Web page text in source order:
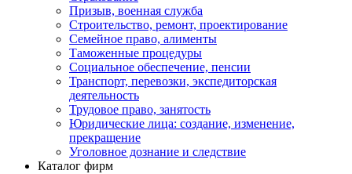
Призыв, военная служба
Строительство, ремонт, проектирование
Семейное право, алименты
Таможенные процедуры
Социальное обеспечение, пенсии
Транспорт, перевозки, экспедиторская
деятельность
Трудовое право, занятость
Юридические лица: создание, изменение,
прекращение
Уголовное дознание и следствие
Каталог фирм